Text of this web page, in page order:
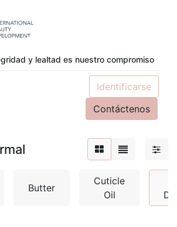
y lealtad es nuestro compromiso
Identificarse
Contáctenos
Butter
Cuticle
Oil